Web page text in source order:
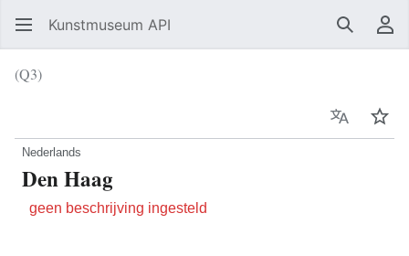
Kunstmuseum API Zoeken
(Q3)
Taal
Nederlands
Den Haag
geen beschrijving ingesteld